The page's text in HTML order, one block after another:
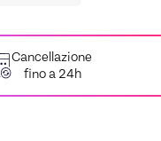
Cancellazione
fino a 24h